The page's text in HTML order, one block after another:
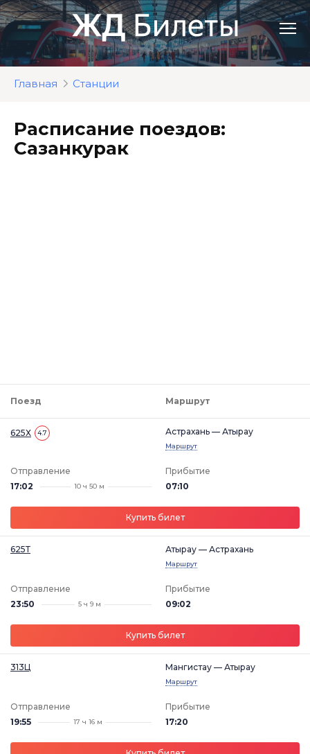
Перейти
к
контенту
Главная Станции
Расписание поездов:
Сазанкурак
Поезд Маршрут
625Х 4.7 Астрахань — Атырау
Маршрут
Отправление
17:02
10 ч 50 м
Прибытие
07:10
Купить билет
625Т Атырау — Астрахань
Маршрут
Отправление
23:50
5 ч 9 м
Прибытие
09:02
Купить билет
313Ц Мангистау — Атырау
Маршрут
Отправление
19:55
17 ч 16 м
Прибытие
17:20